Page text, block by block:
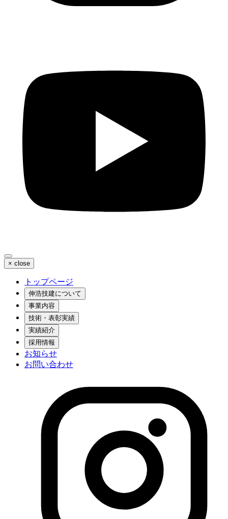
× close
トップページ
伸浩技建について
事業内容
技術・表彰実績
実績紹介
採用情報
お知らせ
お問い合わせ